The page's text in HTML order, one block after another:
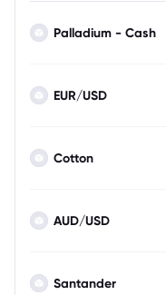
Palladium - Cash
EUR/USD
Cotton
AUD/USD
Santander